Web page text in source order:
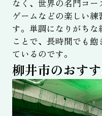
なく、世界の名門コ
ゲームなどの楽しい
す。単調になりがち
ことで、長時間でも
ているのです。
柳井市のおす